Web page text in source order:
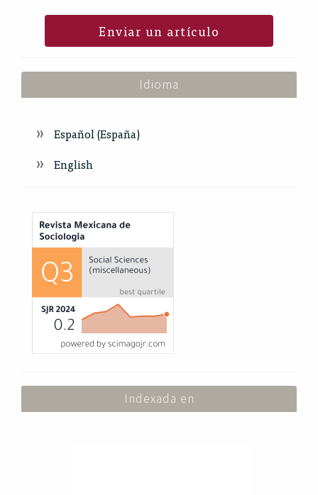
Enviar un artículo
Idioma
Español (España)
English
Index
Indexada en